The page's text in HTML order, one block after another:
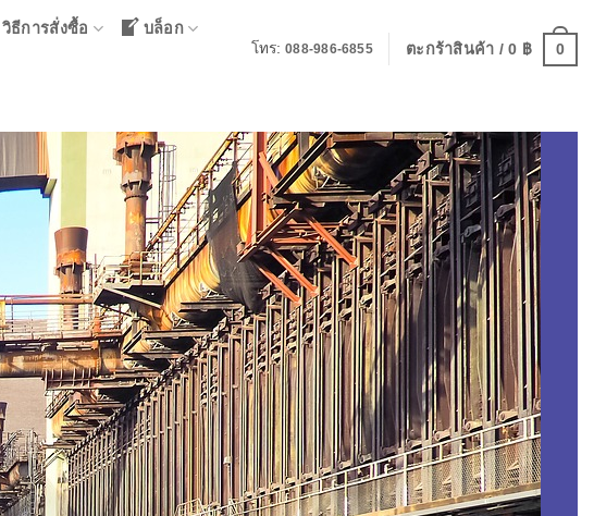
วิธีการสั่งซื้อ บล็อก
โทร:088-986-6855 ตะกร้าสินค้า /0 ฿ 0